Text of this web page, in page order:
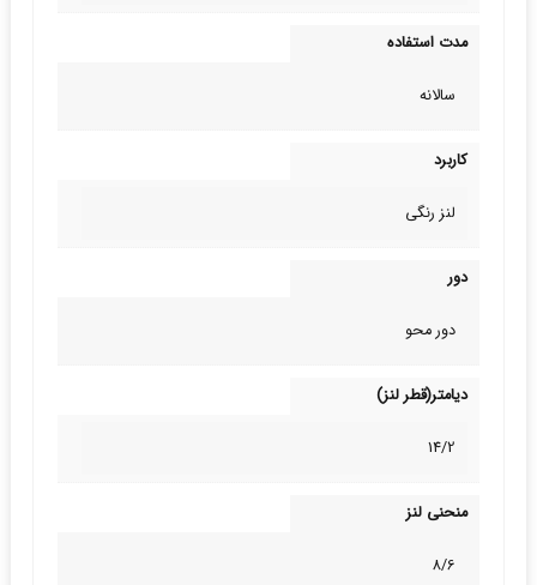
مدت استفاده
سالانه
کاربرد
لنز رنگی
دور
دور محو
دیامتر(قطر لنز)
14/2
منحنی لنز
8/6